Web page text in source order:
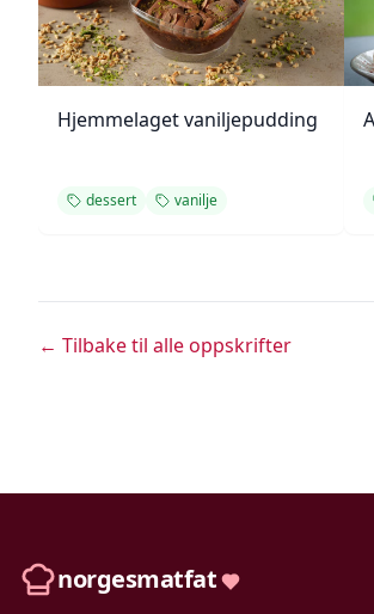
Hjemmelaget vaniljepudding
dessert vanilje
← Tilbake til alle oppskrifter
norgesmatfat